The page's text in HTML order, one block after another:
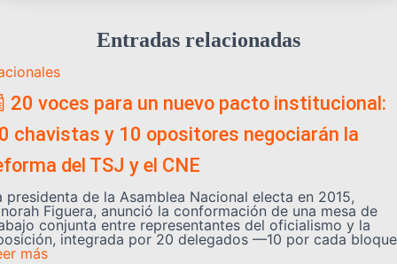
Entradas relacionadas
20 voces para un nuevo pacto institucional:
chavistas y 10 opositores negociarán la
del TSJ y el CNE
presidenta de la Asamblea Nacional electa en 2015,
Figuera, anunció la conformación de una mesa de
conjunta entre representantes del oficialismo y la
integrada por 20 delegados —10 por cada bloque
más